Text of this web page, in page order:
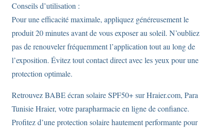
Conseils d’utilisation :
Pour une efficacité maximale, appliquez généreusement le
produit 20 minutes avant de vous exposer au soleil. N’oubliez
pas de renouveler fréquemment l’application tout au long de
l’exposition. Évitez tout contact direct avec les yeux pour une
protection optimale.
Retrouvez BABE écran solaire SPF50+ sur Hraier.com, Para
Tunisie Hraier, votre parapharmacie en ligne de confiance.
Profitez d’une protection solaire hautement performante pour